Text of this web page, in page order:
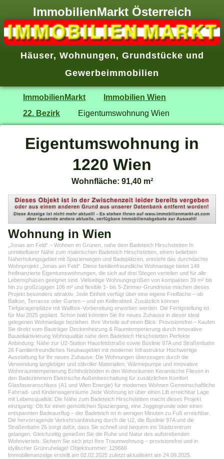
ImmobilienMarkt Österreich
Häuser, Wohnungen, Grundstücke und
Gewerbeimmobilien
ImmobilienMarkt
Immobilien Wien
22. Bezirk
Eigentumswohnung Wien
Eigentumswohnung in
1220 Wien
Wohnfläche: 91,40 m²
Wohnung in Wien
„Jonas am Feld“ – Wohnen im Grünen, nahe dem Badeteich Hirschstetten In
unmittelbarer Nähe zum malerischen Badeteich Hirschstetten, einem beliebten
Naherholungsgebiet mit Spazierwegen und Badeplätzen, entsteht das durchdachte
Wohnprojekt „Jonas am Feld“. Diese familienfreundliche Wohnanlage bietet 148
freifinanzierte Eigentumswohnungen, die sich auf drei Stiegen verteilen und für alle
Lebensphasen geeignet sind. Vielseitige Wohnungsgrößen von kompakten 39 m² bis
hin zu großzügigen 106 m² und flexible 1- bis 5-Zimmer-Grundrisse machen dieses
Projekt besonders attraktiv. Jede Einheit verfügt über eine eigene Freifläche – ob
Balkon, Terrasse oder Garten – und ein Kellerabteil. Zusätzlich können
Tiefgaragenplätze mit Wallbox-Vorbereitung erworben werden. Die Fertigstellung ist
für Mai 2025 geplant. Schon bald könnten Sie Ihr neues Zuhause in dieser ideal
gelegenen Wohnanlage beziehen. Ihre Vorteile auf einen Blick: Provisionsfrei – Kaufen
Sie direkt vom Bauträger Deckenheizung & Raumtemperierung durch innovative
Bauteilaktivierung Wohnqualität nahe dem Badeteich Hirschstetten Perfekte
Anbindung: Nähe zur U2-Station Hausfeldstraße sowie Buslinie 97A und Straßenbahn
26 Familienfreundliches Neubaugebiet mit moderner Infrastruktur Hochwertige
Ausstattung für Ihr neues Zuhause: Die Wohnungen überzeugen durch die
Verwendung langlebiger und stilvoller Materialien: Wärmepumpe und innovative
Wohnraumtemperierung Echtholzböden in den Wohnräumen Keramische Fliesen in
den Badezimmern Elektrische Außenbeschattung für zusätzlichen Komfort
Glasfaseranschluss (A1 und Wien Energie) für modernes Wohnen Gemeinschaftliche
Fahrrad- und Kinderwagenräume Jede Wohnung ist über einen Lift erreichbar Lage
mit Lebensqualität: Die Nähe zum Badeteich Hirschstetten macht dieses Projekt
einzigartig: Ob für einen gemütlichen Spaziergang, eine Joggingrunde oder einen
entspannten Badeausflug – der Badeteich ist in wenigen Minuten zu Fuß erreichbar.
Die hervorragende Verkehrsanbindung durch die U2, die Buslinie 97A und die
Straßenbahn 26 sorgt dafür, dass Sie schnell und bequem ins Stadtzentrum
gelangen. Gleichzeitig genießen Sie die Ruhe und Natur des aufstrebenden
Wohnviertels. Sichern Sie sich jetzt Ihre Traumwohnung – provisionsfrei und in
idyllischer Grünruhelage! Objektnummer: 129666
Immobilienanzeige erstellt am 02.02.2025 zuletzt aktualisiert am 24.09.2025.